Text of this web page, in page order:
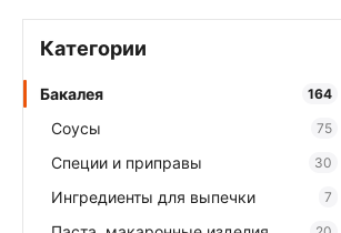
Категории
Бакалея 164
Соусы 75
Специи и приправы 30
Ингредиенты для выпечки 7